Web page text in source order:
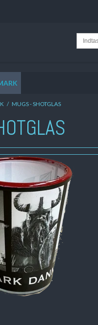
/ MUGS - SHOTGLAS